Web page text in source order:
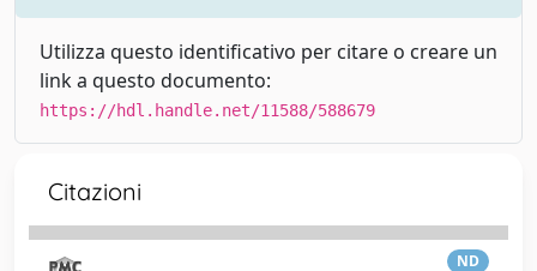
Utilizza questo identificativo per citare o creare un
link a questo documento:
https://hdl.handle.net/11588/588679
Citazioni
ND